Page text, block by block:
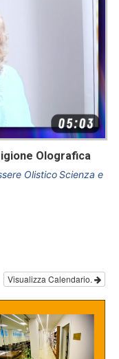
Olografica
OlisticoScienza e
Visualizza Calendario.